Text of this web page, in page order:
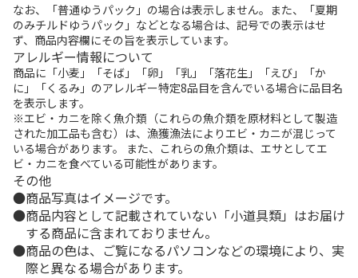
なお、「普通ゆうパック」の場合は表示しません。また、「夏期
のみチルドゆうパック」などとなる場合は、記号での表示はせ
ず、商品内容欄にその旨を表示しています。
アレルギー情報について
商品に「小麦」「そば」「卵」「乳」「落花生」「えび」「か
に」「くるみ」のアレルギー特定8品目を含んでいる場合に品目名
を表示します。
※エビ・カニを除く魚介類（これらの魚介類を原材料として製造
された加工品も含む）は、漁獲漁法によりエビ・カニが混じって
いる場合があります。 また、これらの魚介類は、エサとしてエ
ビ・カニを食べている可能性があります。
その他
商品写真はイメージです。
商品内容として記載されていない「小道具類」はお届け
する商品に含まれておりません。
商品の色は、ご覧になるパソコンなどの環境により、実
際と異なる場合があります。